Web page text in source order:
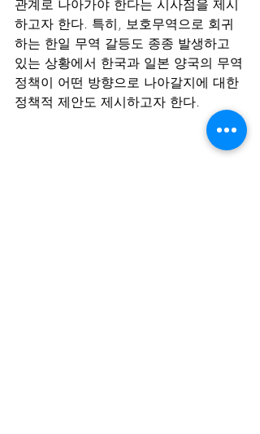
관계로 나아가야 한다는 시사점을 제시
하고자 한다. 특히, 보호무역으로 회귀
하는 한일 무역 갈등도 종종 발생하고
있는 상황에서 한국과 일본 양국의 무역
정책이 어떤 방향으로 나아갈지에 대한
정책적 제안도 제시하고자 한다.